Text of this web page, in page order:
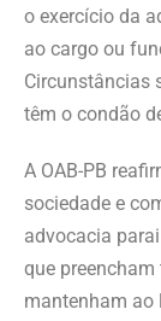
o exercício da
ao cargo ou
Circunstâncias
têm o condão
A OAB-PB
sociedade e
advocacia
que
mantenham ao